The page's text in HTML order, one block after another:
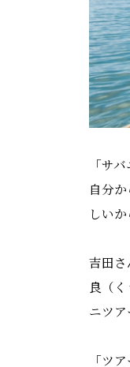
「サ
自分
しい
吉田
良（
ニツ
「ツ